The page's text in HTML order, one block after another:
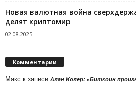
Новая валютная война
делят криптомир
02.08.2025
Комментарии
Макс к записи Алан Колер: «Биткоин